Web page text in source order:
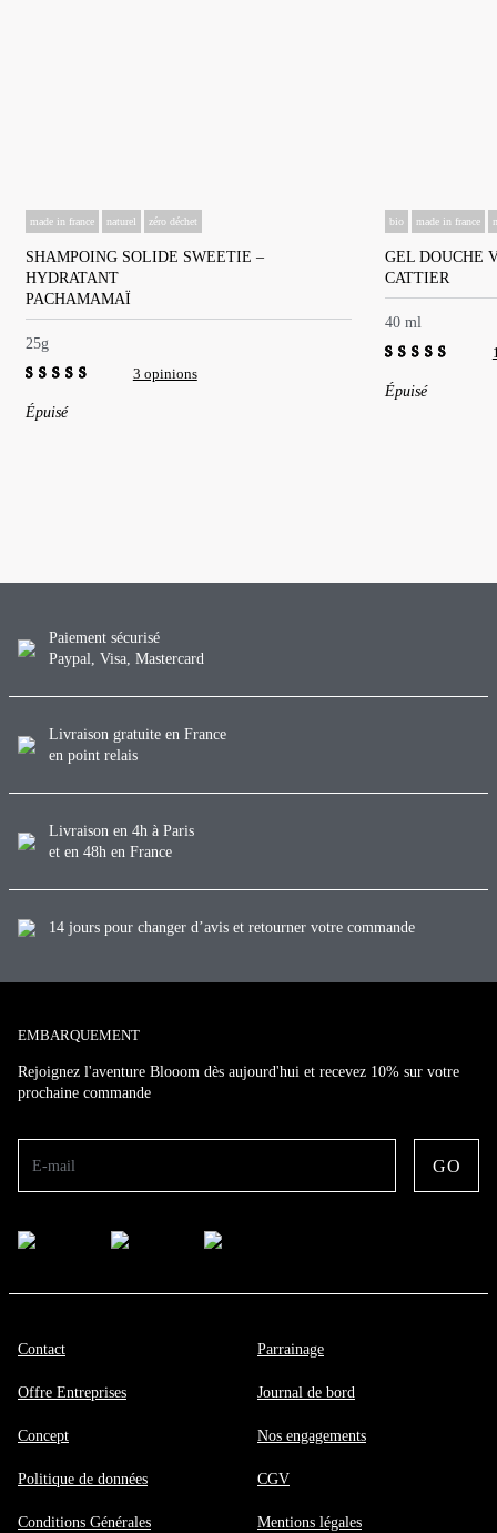
made in france naturel zéro déchet
SHAMPOING SOLIDE SWEETIE –
HYDRATANT
PACHAMAMAÏ
25g
3 opinions
Épuisé
bio made in france
GEL DOUCHE
CATTIER
40 ml
5
Épuisé
Paiement sécurisé
Paypal, Visa, Mastercard
Livraison gratuite en France
en point relais
Livraison en 4h à Paris
et en 48h en France
14 jours pour changer d’avis et retourner votre commande
Contact
Offre Entreprises
Concept
Politique de données
Conditions Générales
Parrainage
Journal de bord
Nos engagements
CGV
Mentions légales
EMBARQUEMENT
Rejoignez l'aventure Blooom dès aujourd'hui et recevez 10% sur votre
prochaine commande
E-mail GO